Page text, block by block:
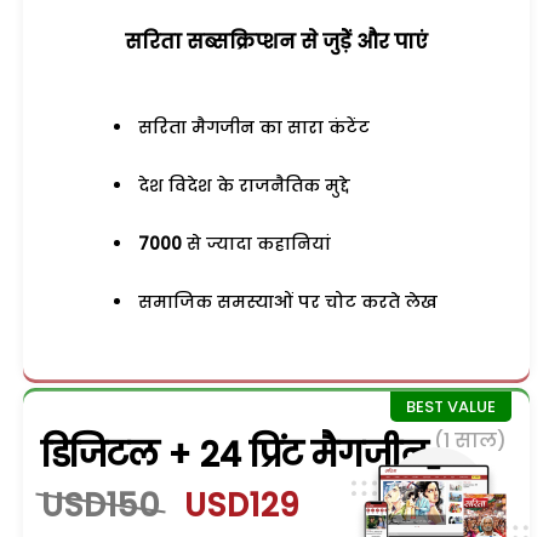
सरिता सब्सक्रिप्शन से जुड़ेें और पाएं
सरिता मैगजीन का सारा कंटेंट
देश विदेश के राजनैतिक मुद्दे
7000 से ज्यादा कहानियां
समाजिक समस्याओं पर चोट करते लेख
डिजिटल + 24 प्रिंट मैगजीन (1 साल)
USD150 USD129